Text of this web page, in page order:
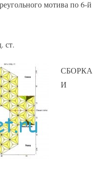
мотива по 6-й
ст.
СБОРКА
И